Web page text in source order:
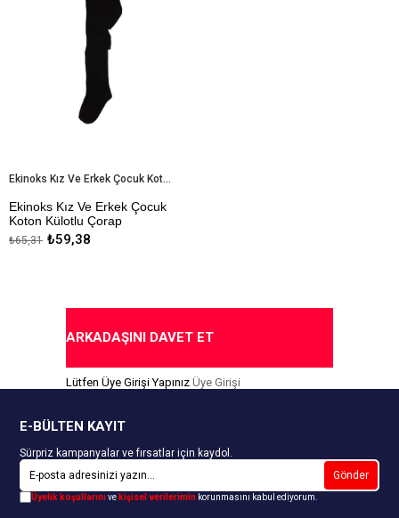
Ekinoks Kız Ve Erkek Çocuk Koton Külotlu Çorap
Ekinoks Kız Ve Erkek Çocuk
Koton Külotlu Çorap
₺59,38
₺65,31
ARKADAŞINI DAVET ET
Lütfen Üye Girişi Yapınız Üye Girişi
E-BÜLTEN KAYIT
Sürpriz kampanyalar ve fırsatlar için kaydol.
Gönder
Üyelik koşullarınıve kişisel verilerimin korunmasını kabul ediyorum.